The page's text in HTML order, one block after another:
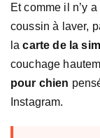
Et comme il n’y a
coussin à laver,
lacarte de la
couchage
pour chien
Instagram.